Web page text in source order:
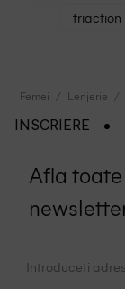
triaction
Femei Lenjerie
INSCRIERE
Afla